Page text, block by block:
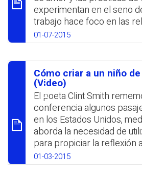
experimentan en el seno
trabajo hace foco en las
desarrollan entre los
que tienen a su cargo su
de estos vínculos los
desarrollarse como
marco de este proceso
desarrollan su propia
experiencias representan
fundamental para el
social.
WhatsApp
Facebook
01-07-2015
סיכום
Cómo criar a un niño
(Video)
El poeta Clint Smith
conferencia algunos
en los Estados Unidos,
aborda la necesidad de
para propiciar la reflexión
dignidad humana. Smith
las recomendaciones
01-03-2015